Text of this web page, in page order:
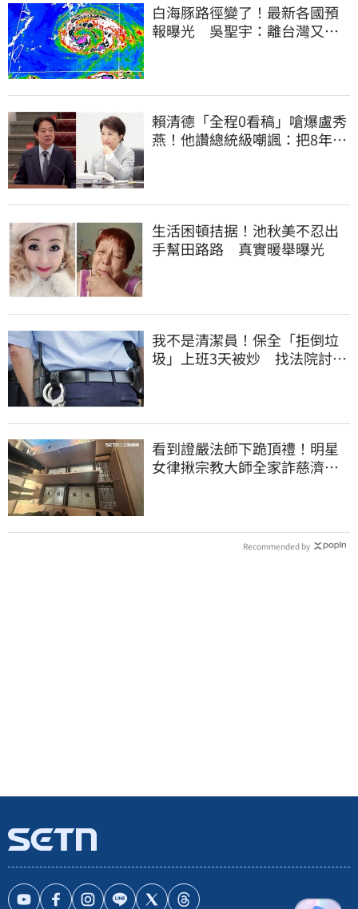
白海豚路徑變了！最新各國預
報曝光 吳聖宇：離台灣又更
賴清德「全程0看稿」嗆爆盧秀
燕！他讚總統級嘲諷：把8年總
生活困頓拮据！池秋美不忍出
手幫田路路 真實暖舉曝光
我不是清潔員！保全「拒倒垃
圾」上班3天被炒 找法院討公
看到證嚴法師下跪頂禮！明星
女律揪宗教大師全家詐慈濟…
Recommended by